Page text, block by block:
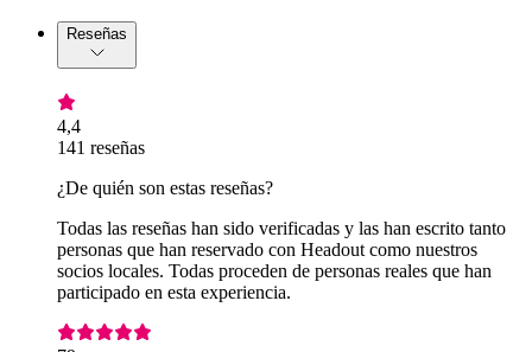
Reseñas
4,4
141 reseñas
¿De quién son estas reseñas?
Todas las reseñas han sido verificadas y las han escrito tanto
personas que han reservado con Headout como nuestros
socios locales. Todas proceden de personas reales que han
participado en esta experiencia.